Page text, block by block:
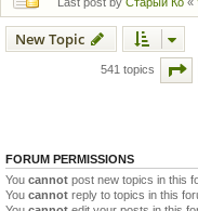
New Topic
541 topics
FORUM PERMISSIONS
You cannot post new topics in this
You cannot reply to topics in this